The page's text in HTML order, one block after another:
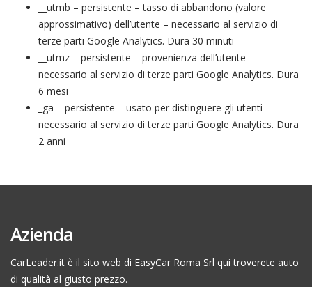
__utmb – persistente – tasso di abbandono (valore
approssimativo) dell’utente – necessario al servizio di
terze parti Google Analytics. Dura 30 minuti
__utmz – persistente – provenienza dell’utente –
necessario al servizio di terze parti Google Analytics. Dura
6 mesi
_ga – persistente – usato per distinguere gli utenti –
necessario al servizio di terze parti Google Analytics. Dura
2 anni
Azienda
CarLeader.it è il sito web di EasyCar Roma Srl qui troverete auto
di qualità al giusto prezzo.